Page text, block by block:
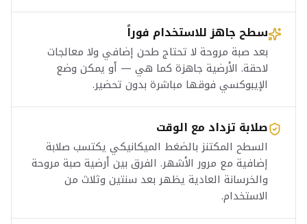
سطح جاهز للاستخدام فوراً
بعد صبة مروحة لا تحتاج طحن إضافي ولا معالجات
لاحقة. الأرضية جاهزة كما هي — أو يمكن وضع
الإيبوكسي فوقها مباشرة بدون تحضير.
صلابة تزداد مع الوقت
السطح المكتنز بالضغط الميكانيكي يكتسب صلابة
إضافية مع مرور الأشهر. الفرق بين أرضية صبة مروحة
والخرسانة العادية يظهر بعد سنتين وثلاث من
الاستخدام.